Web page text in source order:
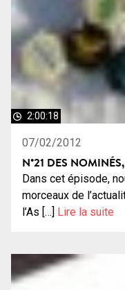
2:00:18
07/02/2012
N°21 DES
Dans cet épisode,
morceaux de
l’As […] Lire la suite